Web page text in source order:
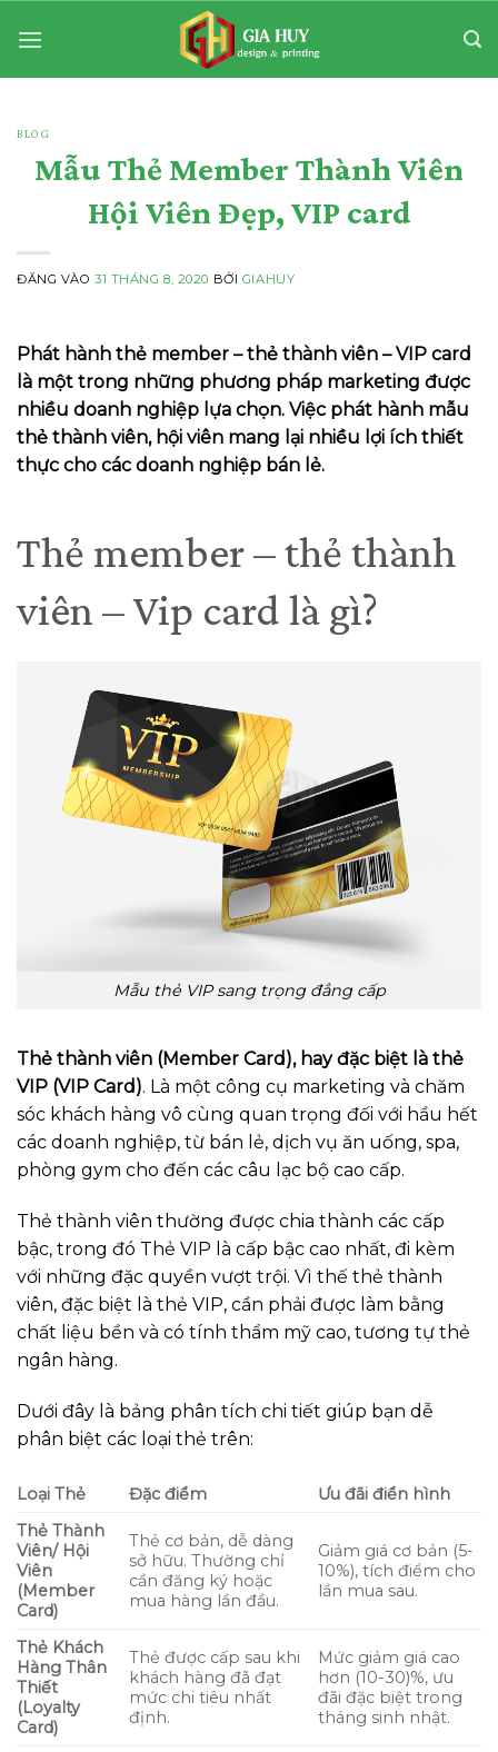
qua
BLOG
Mẫu Thẻ Member Thành Viên
Hội Viên Đẹp, VIP card
ĐĂNG VÀO31 THÁNG 8, 2020 BỞI GIAHUY
Phát hành thẻ member – thẻ thành viên – VIP card
là một trong những phương pháp marketing được
nhiều doanh nghiệp lựa chọn. Việc phát hành mẫu
thẻ thành viên, hội viên mang lại nhiều lợi ích thiết
thực cho các doanh nghiệp bán lẻ.
Thẻ member – thẻ thành
viên – Vip card là gì?
Mẫu thẻ VIP sang trọng đẳng cấp
Thẻ thành viên (Member Card), hay đặc biệt là thẻ
VIP (VIP Card). Là một công cụ marketing và chăm
sóc khách hàng vô cùng quan trọng đối với hầu hết
các doanh nghiệp, từ bán lẻ, dịch vụ ăn uống, spa,
phòng gym cho đến các câu lạc bộ cao cấp.
Thẻ thành viên thường được chia thành các cấp
bậc, trong đó Thẻ VIP là cấp bậc cao nhất, đi kèm
với những đặc quyền vượt trội. Vì thế thẻ thành
viên, đặc biệt là thẻ VIP, cần phải được làm bằng
chất liệu bền và có tính thẩm mỹ cao, tương tự thẻ
ngân hàng.
Dưới đây là bảng phân tích chi tiết giúp bạn dễ
phân biệt các loại thẻ trên:
Loại Thẻ Đặc điểm
Ưu đãi điển hình
Thẻ Thành
Viên/ Hội
Viên
(Member
Card)
Thẻ cơ bản, dễ dàng
sở hữu. Thường chỉ
cần đăng ký hoặc
mua hàng lần đầu.
Giảm giá cơ bản (5-
10%), tích điểm cho
lần mua sau.
Thẻ Khách
Hàng Thân
Thiết
(Loyalty
Card)
Thẻ được cấp sau khi
khách hàng đã đạt
mức chi tiêu nhất
định.
Mức giảm giá cao
hơn (10-30)%, ưu
đãi đặc biệt trong
tháng sinh nhật.